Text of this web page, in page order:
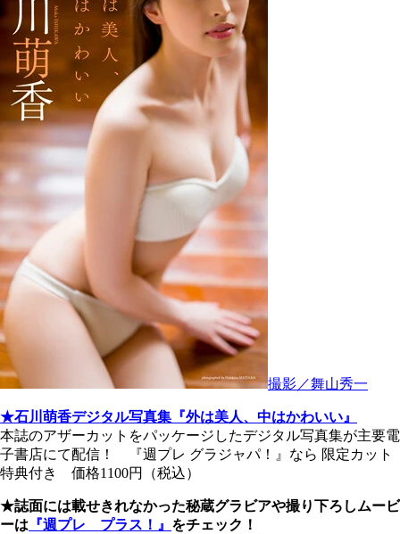
撮影／舞山秀一
★石川萌香デジタル写真集『外は美人、中はかわいい』
本誌のアザーカットをパッケージしたデジタル写真集が主要電
子書店にて配信！ 『週プレ グラジャパ！』なら 限定カット
特典付き 価格1100円（税込）
★誌面には載せきれなかった秘蔵グラビアや撮り下ろしムービ
ーは 『週プレ プラス！』 をチェック！